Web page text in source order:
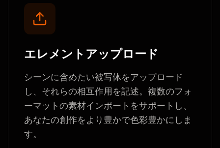
エレメントアップロード
シーンに含めたい被写体をアップロード
し、それらの相互作用を記述。複数のフォ
ーマットの素材インポートをサポートし、
あなたの創作をより豊かで色彩豊かにしま
す。